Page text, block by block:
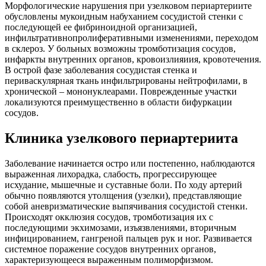
Морфологические нарушения при узелковом периартериите
обусловлены мукоидным набуханием сосудистой стенки с
последующей ее фибриноидной организацией,
инфильтративнопролиферативными изменениями, переходом
в склероз. У больных возможны тромботизация сосудов,
инфаркты внутренних органов, кровоизлияиия, кровотечения.
В острой фазе заболевания сосудистая стенка и
периваскулярная ткань инфильтрированы нейтрофилами, в
хронической – мононуклеарами. Поврежденные участки
локализуются преимущественно в области бифуркации
сосудов.
Клиника узелкового периартериита
Заболевание начинается остро или постепенно, наблюдаются
выраженная лихорадка, слабость, прогрессирующее
исхудание, мышечные и суставные боли. По ходу артерий
обычно появляются утолщения (узелки), представляющие
собой аневризматические выпячивания сосудистой стенки.
Происходят окклюзия сосудов, тромботизация их с
последующими экхимозами, изъязвлениями, вторичным
инфицированием, гангреной пальцев рук и ног. Развивается
системное поражение сосудов внутренних органов,
характеризующееся выраженным полиморфизмом.